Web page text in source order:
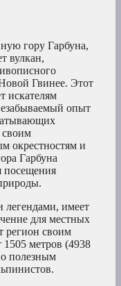
гору Гарбуна,
вулкан,
Гвинее. Этот
искателям
опыт
своим
окрестностям и
Гарбуна
посещения
легендами, имеет
для местных
регион своим
1505 метров (4938
полезным